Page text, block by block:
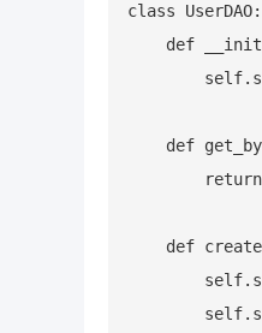
class UserDAO:
def
def
def